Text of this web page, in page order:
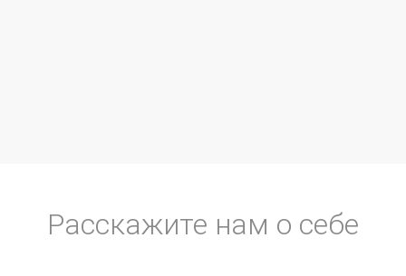
Расскажите нам о себе